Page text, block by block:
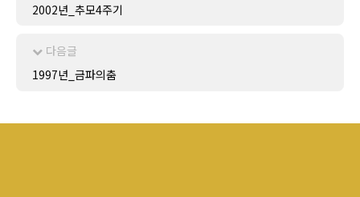
2002년_추모4주기
다음글
1997년_금파의춤